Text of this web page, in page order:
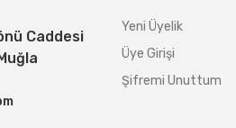
Caddesi
Yeni Üyelik
Üye Girişi
Şifremi Unuttum